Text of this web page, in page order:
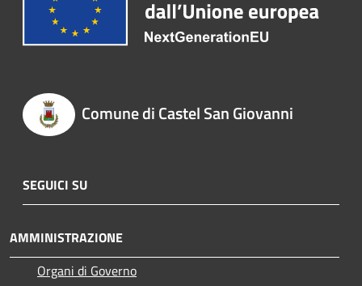
Comune di Castel San Giovanni
SEGUICI SU
AMMINISTRAZIONE
Organi di Governo